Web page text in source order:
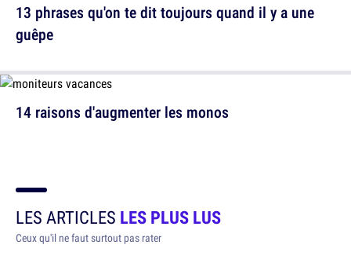
13 phrases qu'on te dit toujours quand il y a une
guêpe
14 raisons d'augmenter les monos
LES ARTICLES LES PLUS LUS
Ceux qu'il ne faut surtout pas rater